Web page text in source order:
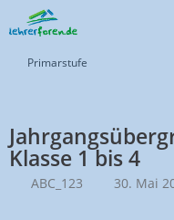
Primarstufe
Klasse 1 bis 4
ABC_123 30. Mai